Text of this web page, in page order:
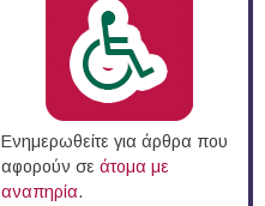
Ενημερωθείτε για άρθρα που
αφορούν σε άτομα με
αναπηρία.